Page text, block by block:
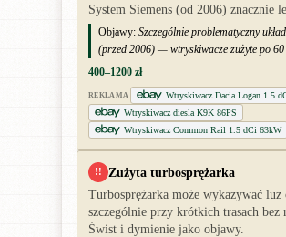
System Siemens (od 2006) znacznie
Objawy: Szczególnie problematyczny
(przed 2006) — wtryskiwacze zużyte po 60
400–1200 zł
REKLAMA
Wtryskiwacz Dacia Logan 1.5
Wtryskiwacz diesla K9K 86PS
Wtryskiwacz Common Rail 1.5 dCi 63kW
!! Zużyta turbosprężarka
Turbosprężarka może wykazywać luz
szczególnie przy krótkich trasach bez
Świst i dymienie jako objawy.